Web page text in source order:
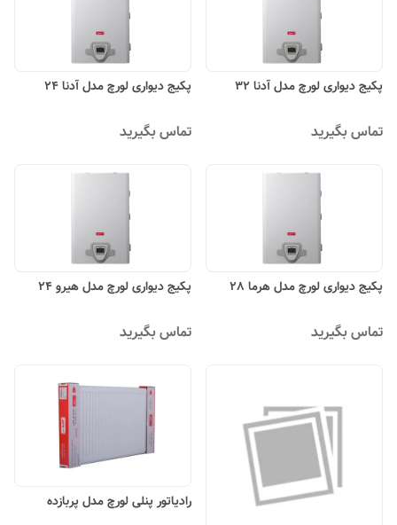
پکیج دیواری لورچ مدل آدنا 32
تماس بگیرید
پکیج دیواری لورچ مدل آدنا 24
تماس بگیرید
پکیج دیواری لورچ مدل هرما 28
تماس بگیرید
پکیج دیواری لورچ مدل هیرو 24
تماس بگیرید
رادیاتور پنلی لورچ مدل پربازده